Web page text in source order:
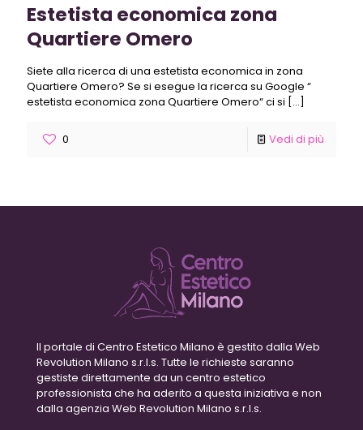
Estetista economica zona
Quartiere Omero
Siete alla ricerca di una estetista economica in zona
Quartiere Omero? Se si esegue la ricerca su Google “
estetista economica zona Quartiere Omero“ ci si […]
0 Vedi di più
Il portale di Centro Estetico Milano è gestito dalla Web
Revolution Milano s.r.l.s. Tutte le richieste saranno
gestiste direttamente da un centro estetico
professionista che ha aderito a questa iniziativa e non
dalla agenzia Web Revolution Milano s.r.l.s.